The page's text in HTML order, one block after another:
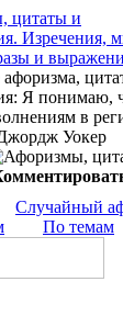
Я понимаю,
в
Уокер
Случайный
По темам